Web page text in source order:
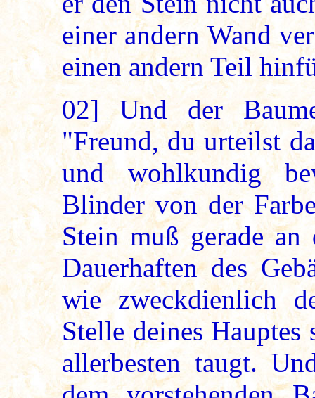
einer andern Wand
einen andern Teil
02] Und der
"Freund, du urteilst
und wohlkundig
Blinder von der
Stein muß gerade
Dauerhaften des
wie zweckdienlich
Stelle deines
allerbesten taugt.